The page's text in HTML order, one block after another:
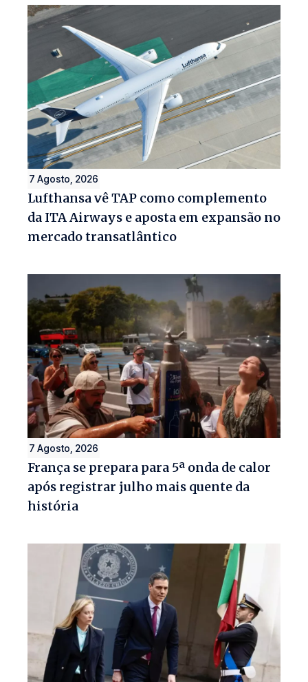
7 Agosto, 2026
Lufthansa vê TAP como complemento
da ITA Airways e aposta em expansão no
mercado transatlântico
7 Agosto, 2026
França se prepara para 5ª onda de calor
após registrar julho mais quente da
história